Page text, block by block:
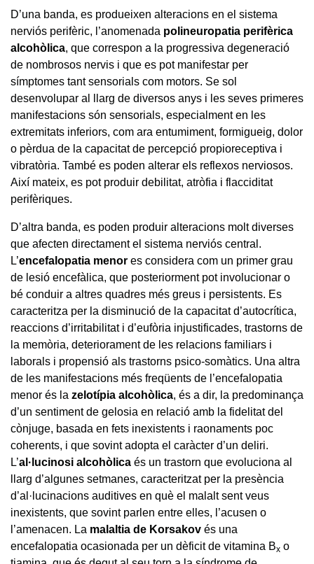
D’una banda, es produeixen alteracions en el sistema
nerviós perifèric, l’anomenada polineuropatia perifèrica
alcohòlica, que correspon a la progressiva degeneració
de nombrosos nervis i que es pot manifestar per
símptomes tant sensorials com motors. Se sol
desenvolupar al llarg de diversos anys i les seves primeres
manifestacions són sensorials, especialment en les
extremitats inferiors, com ara entumiment, formigueig, dolor
o pèrdua de la capacitat de percepció propioreceptiva i
vibratòria. També es poden alterar els reflexos nerviosos.
Així mateix, es pot produir debilitat, atròfia i flacciditat
perifèriques.
D’altra banda, es poden produir alteracions molt diverses
que afecten directament el sistema nerviós central.
L’encefalopatia menor es considera com un primer grau
de lesió encefàlica, que posteriorment pot involucionar o
bé conduir a altres quadres més greus i persistents. Es
caracteritza per la disminució de la capacitat d’autocrítica,
reaccions d’irritabilitat i d’eufòria injustificades, trastorns de
la memòria, deteriorament de les relacions familiars i
laborals i propensió als trastorns psico-somàtics. Una altra
de les manifestacions més freqüents de l’encefalopatia
menor és la zelotípia alcohòlica, és a dir, la predominança
d’un sentiment de gelosia en relació amb la fidelitat del
cònjuge, basada en fets inexistents i raonaments poc
coherents, i que sovint adopta el caràcter d’un deliri.
L’al·lucinosi alcohòlica és un trastorn que evoluciona al
llarg d’algunes setmanes, caracteritzat per la presència
d’al·lucinacions auditives en què el malalt sent veus
inexistents, que sovint parlen entre elles, l’acusen o
l’amenacen. La malaltia de Korsakov és una
encefalopatia ocasionada per un dèficit de vitamina Bx o